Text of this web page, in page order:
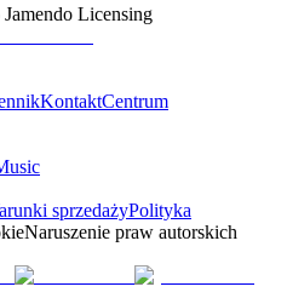
Jamendo Licensing
KontaktCentrum
sprzedażyPolityka
Naruszenie praw autorskich